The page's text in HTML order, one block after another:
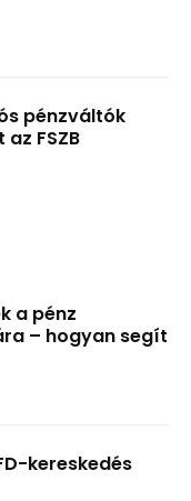
pénzváltók
FSZB
a pénz
– hogyan segít
kereskedés